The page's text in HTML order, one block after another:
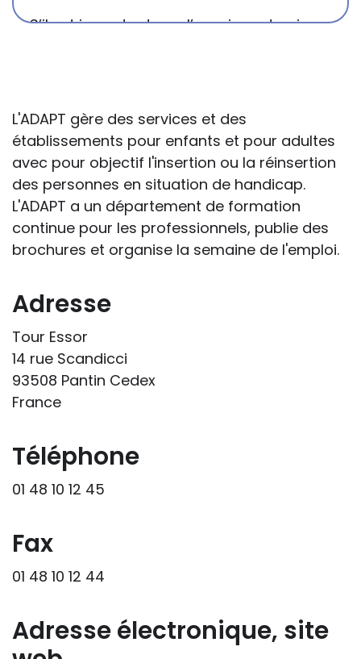
S’il est important que l’enseignant puisse
passe pas forcément pas l’exposé du
diagnostic en tant que tel.
Cette information doit être adaptée par
chacun, dans le respect de l’individu en
particulier, enfant et adulte, et prendre en
compte la variabilité d’une même
maladie ou handicap selon chaque
La consultation d’informations sur un site
web n’exonère personne de ses
responsabilités professionnelles, civiles
et pénales. Les personnes qui
s'inspireront des éléments publiés sur le
professionnelle le feront sous leur seule
responsabilité, car ils disposent de tous
les paramètres spécifiques d’une
décisions, ce qui ne peut être le cas des
rédacteurs des fiches, qui sont
évidemment dans l’impossibilité de les
L'ADAPT gère des services et des
établissements pour enfants et pour adultes
avec pour objectif l'insertion ou la réinsertion
des personnes en situation de handicap.
L'ADAPT a un département de formation
continue pour les professionnels, publie des
brochures et organise la semaine de l'emploi.
Adresse
Tour Essor
14 rue Scandicci
93508 Pantin Cedex
France
Téléphone
01 48 10 12 45
Fax
01 48 10 12 44
Adresse électronique, site